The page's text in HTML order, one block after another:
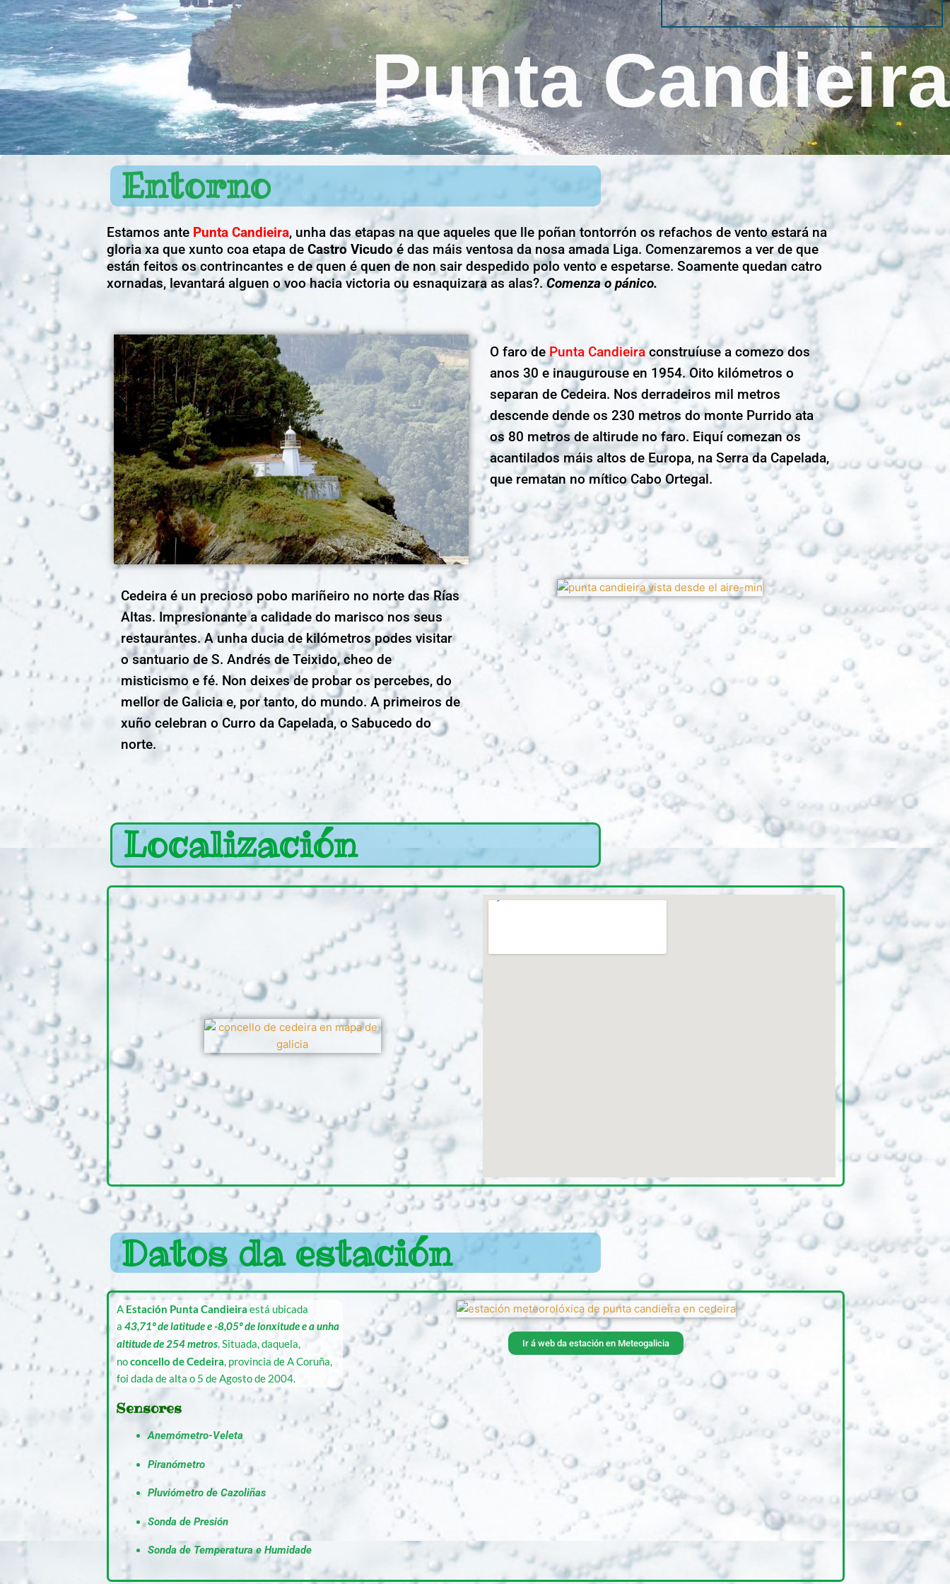
Punta Candieira
Entorno
Estamos ante Punta Candieira, unha das etapas na que aqueles que lle poñan tontorrón os refachos de vento estará na
gloria xa que xunto coa etapa deCastro Vicudoé das máis ventosa da nosa amada Liga. Comenzaremos a ver de que
están feitos os contrincantes e de quen é quen de non sair despedido polo vento e espetarse. Soamente quedan catro
xornadas, levantará alguen o voo hacia victoria ou esnaquizara as alas?.Comenza o pánico.
O faro dePunta Candieiraconstruíuse a comezo dos
anos 30 e inaugurouse en 1954. Oito kilómetros o
separan de Cedeira. Nos derradeiros mil metros
descende dende os 230 metros do monte Purrido ata
os 80 metros de altirude no faro. Eiquí comezan os
acantilados máis altos de Europa, na Serra da Capelada,
que rematan no mítico Cabo Ortegal.
Cedeira é un precioso pobo mariñeiro no norte das Rías
Altas. Impresionante a calidade do marisco nos seus
restaurantes. A unha ducia de kilómetros podes visitar
o santuario de S. Andrés de Teixido, cheo de
misticismo e fé. Non deixes de probar os percebes, do
mellor de Galicia e, por tanto, do mundo. A primeiros de
xuño celebran o Curro da Capelada, o Sabucedo do
norte.
Localización
Datos da estación
A Estación Punta Candieira está ubicada
a43,71º de latitude e -8,05º de lonxitude e a unha
altitude de 254 metros. Situada, daquela,
noconcello de Cedeira, provincia de A Coruña,
foi dada de alta o 5 de Agosto de 2004.
Sensores
Anemómetro-Veleta
Piranómetro
Pluviómetro de Cazoliñas
Sonda de Presión
Sonda de Temperatura e Humidade
Ir á web da estación en Meteogalicia